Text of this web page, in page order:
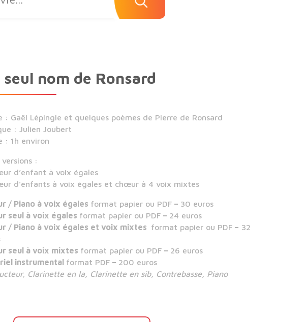
seul nom de Ronsard
: Gaël Lépingle et quelques poèmes de Pierre de Ronsard
: Julien Joubert
: 1h environ
versions :
d’enfant à voix égales
d’enfants à voix égales et chœur à 4 voix mixtes
/ Piano à voix égales format papier ou PDF – 30 euros
seul à voix égales format papier ou PDF – 24 euros
/ Piano à voix égales et voix mixtes format papier ou PDF – 32
seul à voix mixtes format papier ou PDF – 26 euros
instrumental format PDF – 200 euros
Clarinette en la, Clarinette en sib, Contrebasse, Piano